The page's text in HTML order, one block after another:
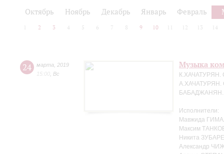
Октябрь Ноябрь Декабрь Январь Февраль
2 3 4 5 6 7 8 9 10 12 13 14
24 марта
2019
15:00 Вс
Музыка
К.ХАЧАТУРЯН.
А.ХАЧАТУРЯН.
БАБАДЖАНЯН.
Исполнители:
Мавжида
Максим
Никита
Александр